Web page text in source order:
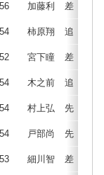
56 加藤利 差
54 柿原翔 追
52 宮下瞳 差
54 木之前 追
54 村上弘 先
54 戸部尚 先
53 細川智 差